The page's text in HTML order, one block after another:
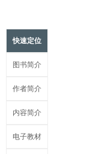
快速定位
图书简介
作者简介
内容简介
电子教材